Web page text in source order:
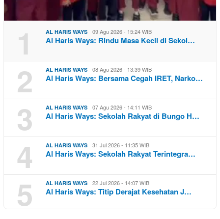
1 AL HARIS WAYS 09 Agu 2026 - 15:24 WIB
Al Haris Ways: Rindu Masa Kecil di Sekol…
2 AL HARIS WAYS 08 Agu 2026 - 13:39 WIB
Al Haris Ways: Bersama Cegah IRET, Narko…
3 AL HARIS WAYS 07 Agu 2026 - 14:11 WIB
Al Haris Ways: Sekolah Rakyat di Bungo H…
4 AL HARIS WAYS 31 Jul 2026 - 11:35 WIB
Al Haris Ways: Sekolah Rakyat Terintegra…
5 AL HARIS WAYS 22 Jul 2026 - 14:07 WIB
Al Haris Ways: Titip Derajat Kesehatan J…